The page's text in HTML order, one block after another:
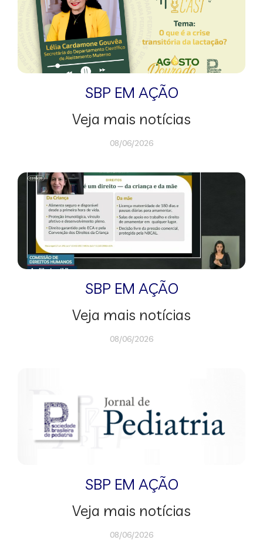
SBP EM AÇÃO
Veja mais notícias
08/06/2026
SBP EM AÇÃO
Veja mais notícias
08/06/2026
SBP EM AÇÃO
Veja mais notícias
08/06/2026